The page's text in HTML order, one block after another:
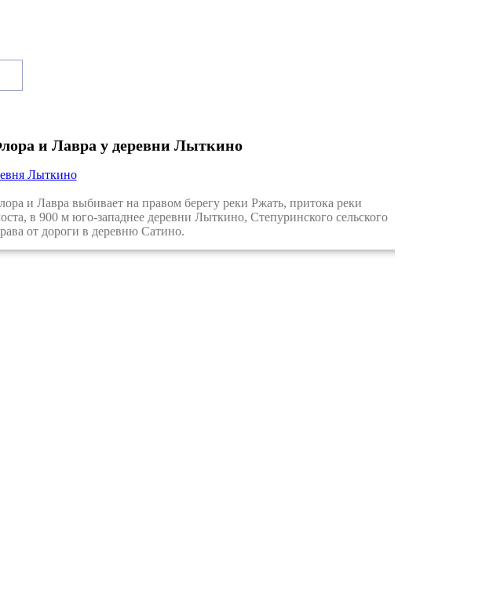
и Лавра у деревни Лыткино
Лыткино
и Лавра выбивает на правом берегу реки Ржать, притока реки
в 900 м юго-западнее деревни Лыткино, Степуринского сельского
от дороги в деревню Сатино.